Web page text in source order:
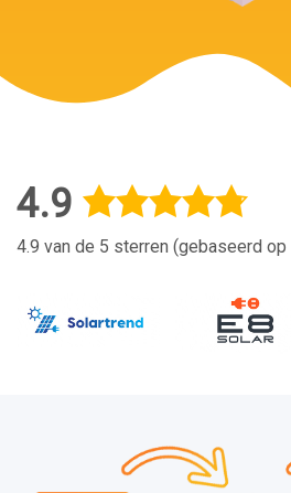
4.9
4.9 van de 5 sterren (gebaseerd op